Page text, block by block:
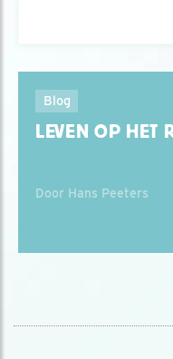
Blog
LEVEN OP HET
Door Hans Peeters